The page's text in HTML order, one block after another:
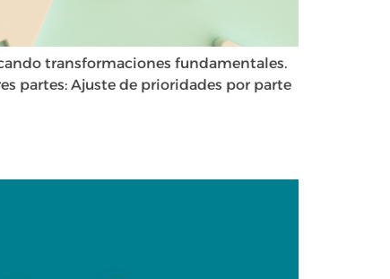
transformaciones fundamentales.
partes: Ajuste de prioridades por parte